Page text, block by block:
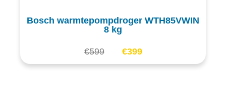
Bosch warmtepompdroger WTH85VWIN
8 kg
€599 €399